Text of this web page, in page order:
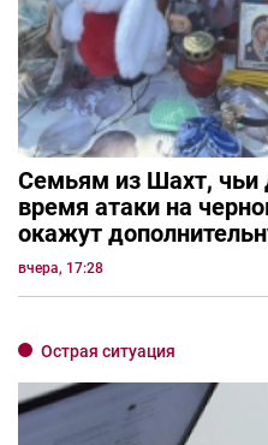
Семьям из Шахт, чьи
время атаки на
окажут
вчера, 17:28
Острая ситуация